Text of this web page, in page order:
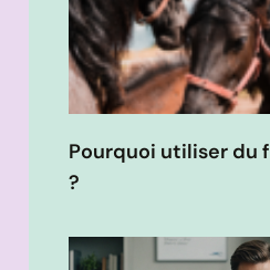
Pourquoi utiliser du
?